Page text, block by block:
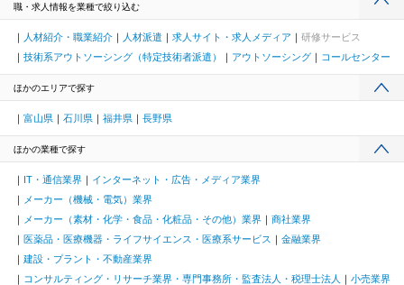
職・求人情報を業種で絞り込む
人材紹介・職業紹介 人材派遣 求人サイト・求人メディア
研修サービス
技術系アウトソーシング（特定技術者派遣）
アウトソーシング コールセンター
ほかのエリアで探す
富山県 石川県 福井県 長野県
ほかの業種で探す
IT・通信業界
インターネット・広告・メディア業界
メーカー（機械・電気）業界
メーカー（素材・化学・食品・化粧品・その他）業界
商社業界
医薬品・医療機器・ライフサイエンス・医療系サービス
金融業界
建設・プラント・不動産業界
コンサルティング・リサーチ業界・専門事務所・監査法人・税理士法人
小売業界